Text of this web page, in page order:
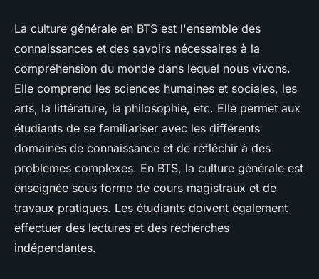
La culture générale en BTS est l'ensemble des
connaissances et des savoirs nécessaires à la
compréhension du monde dans lequel nous vivons.
Elle comprend les sciences humaines et sociales, les
arts, la littérature, la philosophie, etc. Elle permet aux
étudiants de se familiariser avec les différents
domaines de connaissance et de réfléchir à des
problèmes complexes. En BTS, la culture générale est
enseignée sous forme de cours magistraux et de
travaux pratiques. Les étudiants doivent également
effectuer des lectures et des recherches
indépendantes.